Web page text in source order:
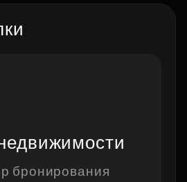
бронирования